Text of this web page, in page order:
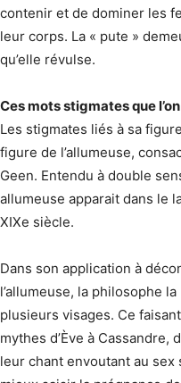
contenir et de dominer les
leur corps. La « pute »
qu’elle révulse.
Ces mots stigmates que
Les stigmates liés à sa
figure de l’allumeuse,
Geen. Entendu à double
allumeuse apparait dans le
XIXe siècle.
Dans son application à
l’allumeuse, la philosophe
plusieurs visages. Ce
mythes d’Ève à Cassandre,
leur chant envoutant au